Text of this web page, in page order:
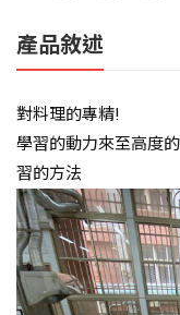
產品敘述
對料理的專精!
學習的動力來至高度
習的方法